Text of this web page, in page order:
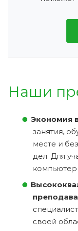
Наши
Экономия
занятия,
месте и
дел. Для
компьютер
своей